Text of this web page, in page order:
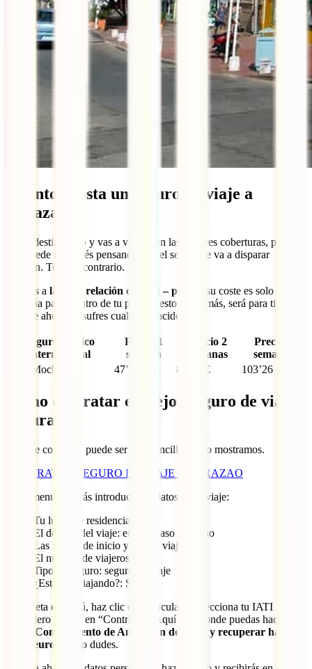
Cuánto cuesta un seguro de viaje a
Curazao
Es un destino caro y vas a viajar con las mejores coberturas, por lo
que puede que estés pensando que el seguro se va a disparar
también. Todo lo contrario.
Gracias a la gran relación calidad – precio
, su coste es solo una
pequeña parte dentro de tu presupuesto y, además, será para ti un
enorme ahorro si sufres cualquier incidente.
Seguro médico
internacional
Precio 1
semana
Precio 2
semanas
Precio 3
semanas
IATI Mochilero
47’36 € 81’17 € 103’26 €
Cómo contratar el mejor seguro de viaje
a Curazao
Hacerte con él no puede ser más sencillo. Te lo mostramos.
CONTRATAR SEGURO DE VIAJE A CURAZAO
En el menú deberás introducir los datos de tu viaje:
Tu lugar de residencia
El destino del viaje: en este caso Curazao
Las fechas de inicio y fin del viaje
El número de viajeros
Tipo de seguro: seguro de viaje
¿Estás ya viajando?: Sí/No
Completa el menú, haz clic en “Calcular”, selecciona tu IATI
Mochilero y clica en “Contratar”. Aquí será donde puedas hacerte
el Complemento de Anulación de Viaje y recuperar hasta
3.500 euros
. Ni lo dudes.